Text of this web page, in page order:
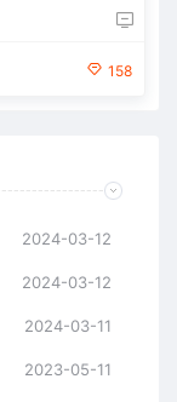
158
2024-03-12
2024-03-12
2024-03-11
2023-05-11